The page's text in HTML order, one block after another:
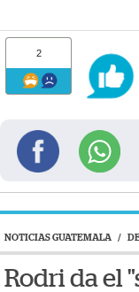
2
NOTICIAS GUATEMALA /
Rodri da el